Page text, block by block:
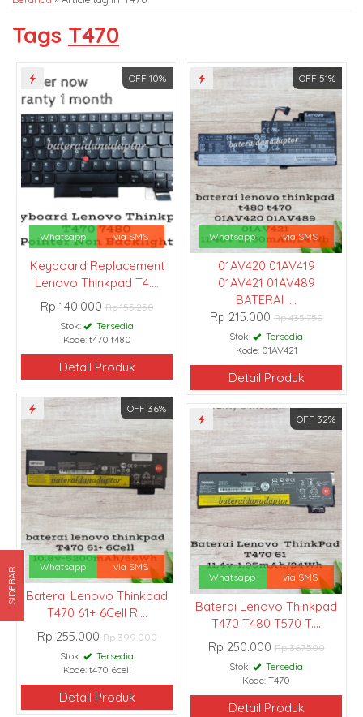
Tags T470
OFF 10%
Whatsapp via SMS
Keyboard Replacement
Lenovo Thinkpad T4....
Rp 140.000Rp 155.250
Stok:
Tersedia
Kode: t470 t480
Detail Produk
OFF 51%
Whatsapp via SMS
01AV420 01AV419
01AV421 01AV489
BATERAI ....
Rp 215.000Rp 435.750
Stok:
Tersedia
Kode: 01AV421
Detail Produk
OFF 36%
Whatsapp via SMS
Baterai Lenovo Thinkpad
T470 61+ 6Cell R....
Rp 255.000Rp 399.000
Stok:
Tersedia
Kode: t470 6cell
Detail Produk
OFF 32%
Whatsapp via SMS
Baterai Lenovo Thinkpad
T470 T480 T570 T....
Rp 250.000Rp 367.500
Stok:
Tersedia
Kode: T470
Detail Produk
SIDEBAR